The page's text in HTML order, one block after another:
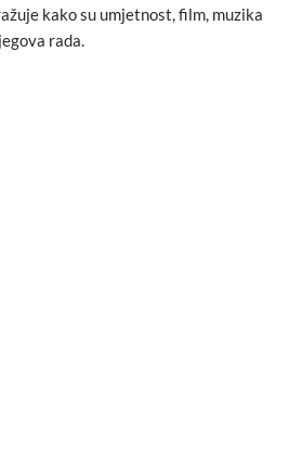
kako su umjetnost, film, muzika
rada.